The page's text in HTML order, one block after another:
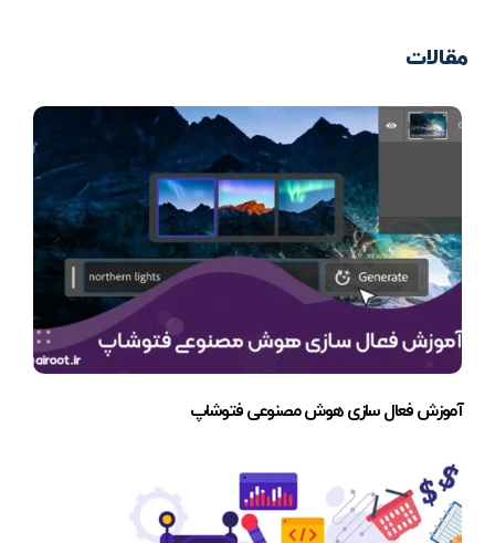
مقالات
آموزش فعال سازی هوش مصنوعی فتوشاپ